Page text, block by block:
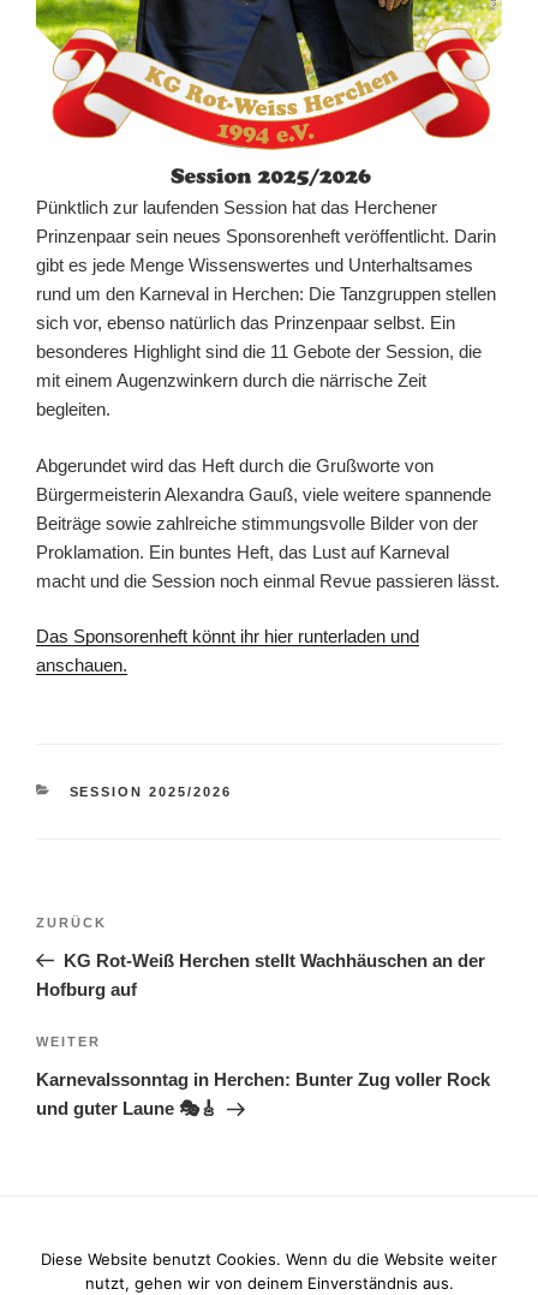
Pünktlich zur laufenden Session hat das Herchener
Prinzenpaar sein neues Sponsorenheft veröffentlicht. Darin
gibt es jede Menge Wissenswertes und Unterhaltsames
rund um den Karneval in Herchen: Die Tanzgruppen stellen
sich vor, ebenso natürlich das Prinzenpaar selbst. Ein
besonderes Highlight sind die 11 Gebote der Session, die
mit einem Augenzwinkern durch die närrische Zeit
begleiten.
Abgerundet wird das Heft durch die Grußworte von
Bürgermeisterin Alexandra Gauß, viele weitere spannende
Beiträge sowie zahlreiche stimmungsvolle Bilder von der
Proklamation. Ein buntes Heft, das Lust auf Karneval
macht und die Session noch einmal Revue passieren lässt.
Das Sponsorenheft könnt ihr hier runterladen und
anschauen.
KATEGORIEN
SESSION 2025/2026
Beitragsnavigation
Vorheriger
Beitrag
ZURÜCK
KG Rot-Weiß Herchen stellt Wachhäuschen an der
Hofburg auf
Nächster
Beitrag
WEITER
Karnevalssonntag in Herchen: Bunter Zug voller Rock
und guter Laune 🎭🎸
Diese Website benutzt Cookies. Wenn du die Website weiter
nutzt, gehen wir von deinem Einverständnis aus.